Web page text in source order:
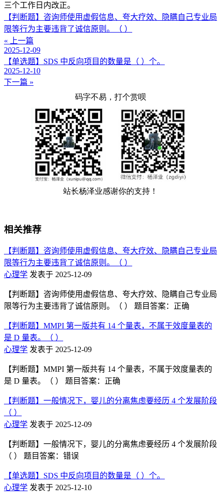
三个工作日内改正。
【判断题】咨询师使用虚假信息、夸大疗效、隐瞒自己专业局
限等行为主要违背了诚信原则。（ ）
« 上一篇
2025-12-09
【单选题】SDS 中反向项目的数量是（ ）个。
2025-12-10
下一篇 »
相关推荐
【判断题】咨询师使用虚假信息、夸大疗效、隐瞒自己专业局
限等行为主要违背了诚信原则。（ ）
心理学 发表于 2025-12-09
【判断题】咨询师使用虚假信息、夸大疗效、隐瞒自己专业局
限等行为主要违背了诚信原则。（ ） 题目答案：正确
【判断题】MMPI 第一版共有 14 个量表，不属于效度量表的
是 D 量表。（ ）
心理学 发表于 2025-12-09
【判断题】MMPI 第一版共有 14 个量表，不属于效度量表的
是 D 量表。（ ） 题目答案：正确
【判断题】一般情况下，婴儿的分离焦虑要经历 4 个发展阶段
（ ）
心理学 发表于 2025-12-09
【判断题】一般情况下，婴儿的分离焦虑要经历 4 个发展阶段
（ ） 题目答案：错误
【单选题】SDS 中反向项目的数量是（ ）个。
心理学 发表于 2025-12-10